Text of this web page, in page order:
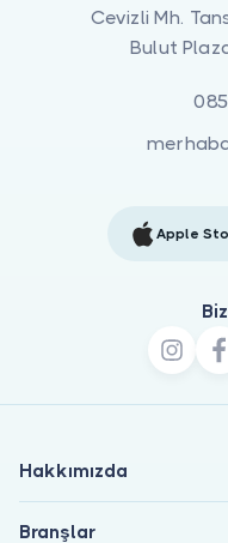
Cevizli Mh.
Bulut
Apple
Hakkımızda
Branşlar